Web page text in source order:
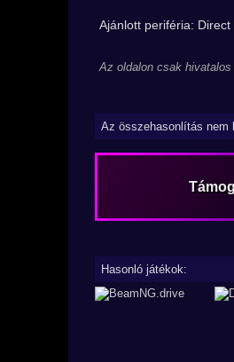
Ajánlott periféria:
Az oldalon csak
Az összehasonlítás nem
Hasonló játékok: